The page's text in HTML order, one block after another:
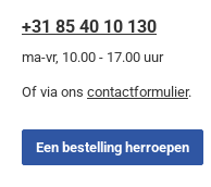
+31 85 40 10 130
ma-vr, 10.00 - 17.00 uur
Of via ons contactformulier.
Een bestelling herroepen